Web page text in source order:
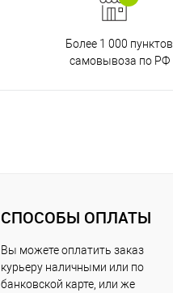
Более 1 000 пунктов
самовывоза по РФ
СПОСОБЫ ОПЛАТЫ
Вы можете оплатить заказ
курьеру наличными или по
банковской карте, или же